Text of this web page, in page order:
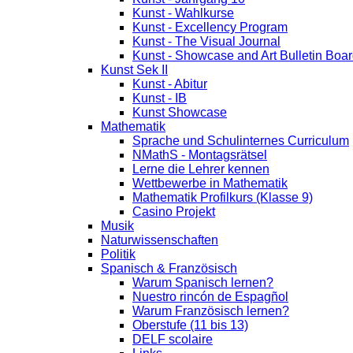
Kunst - Wahlkurse
Kunst - Excellency Program
Kunst - The Visual Journal
Kunst - Showcase and Art Bulletin
Kunst Sek II
Kunst - Abitur
Kunst - IB
Kunst Showcase
Mathematik
Sprache und Schulinternes Curriculum
NMathS - Montagsrätsel
Lerne die Lehrer kennen
Wettbewerbe in Mathematik
Mathematik Profilkurs (Klasse 9)
Casino Projekt
Musik
Naturwissenschaften
Politik
Spanisch & Französisch
Warum Spanisch lernen?
Nuestro rincón de Espagñol
Warum Französisch lernen?
Oberstufe (11 bis 13)
DELF scolaire